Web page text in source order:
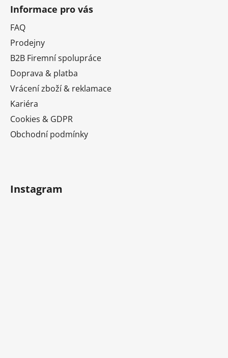
Informace pro vás
FAQ
Prodejny
B2B Firemní spolupráce
Doprava & platba
Vrácení zboží & reklamace
Kariéra
Cookies & GDPR
Obchodní podmínky
Instagram